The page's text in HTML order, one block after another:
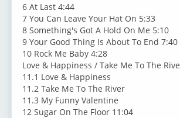
6 At Last 4:44
7 You Can Leave Your Hat On 5:33
8 Something's Got A Hold On Me 5:10
9 Your Good Thing Is About To End 7:40
10 Rock Me Baby 4:28
Love & Happiness / Take Me To The
11.1 Love & Happiness
11.2 Take Me To The River
11.3 My Funny Valentine
12 Sugar On The Floor 11:04